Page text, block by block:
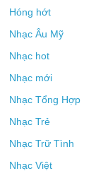
Hóng hớt
Nhạc Âu Mỹ
Nhạc hot
Nhạc mới
Nhạc Tổng Hợp
Nhạc Trẻ
Nhạc Trữ Tình
Nhạc Việt